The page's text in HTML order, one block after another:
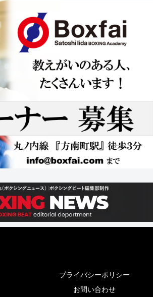
プライバシーポリシー
お問い合わせ